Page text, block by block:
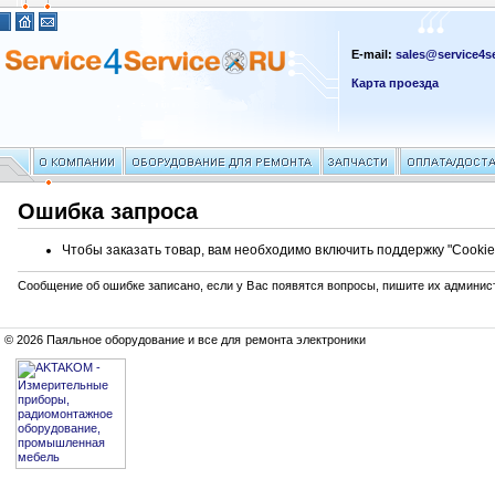
E-mail:
Карта проезда
Ошибка запроса
Чтобы заказать товар, вам необходимо включить поддержку
Сообщение об ошибке записано, если у Вас появятся вопросы, пишите их
© 2026 Паяльное оборудование и все для ремонта электроники